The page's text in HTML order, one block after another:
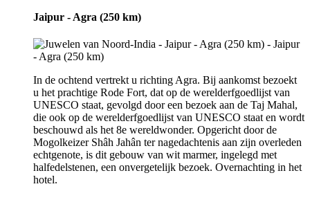
Jaipur - Agra (250 km)
In de ochtend vertrekt u richting Agra. Bij aankomst bezoekt
u het prachtige Rode Fort, dat op de werelderfgoedlijst van
UNESCO staat, gevolgd door een bezoek aan de Taj Mahal,
die ook op de werelderfgoedlijst van UNESCO staat en wordt
beschouwd als het 8e wereldwonder. Opgericht door de
Mogolkeizer Shâh Jahân ter nagedachtenis aan zijn overleden
echtgenote, is dit gebouw van wit marmer, ingelegd met
halfedelstenen, een onvergetelijk bezoek. Overnachting in het
hotel.